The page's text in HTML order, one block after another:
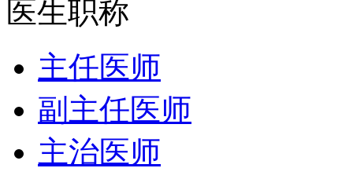
医生职称
主任医师
副主任医师
主治医师